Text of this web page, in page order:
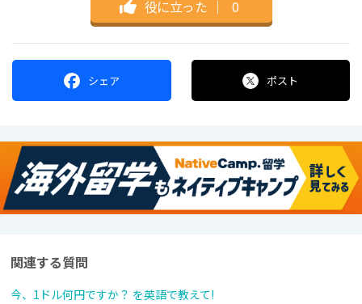
役に立った ｜ 0
シェア ポスト
関連する質問
今、1ドル何円ですか？ を英語で教えて!